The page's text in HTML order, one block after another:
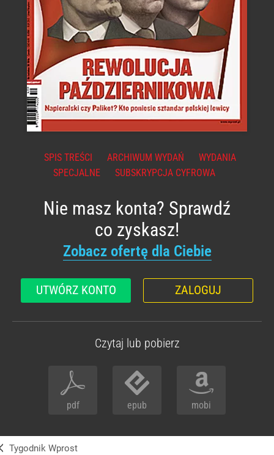
SPIS TREŚCI ARCHIWUM WYDAŃ
WYDANIA
SPECJALNE
SUBSKRYPCJA CYFROWA
Nie masz konta? Sprawdź
co zyskasz!
Zobacz ofertę dla Ciebie
UTWÓRZ KONTO ZALOGUJ
Czytaj lub pobierz
pdf epub mobi
Tygodnik Wprost